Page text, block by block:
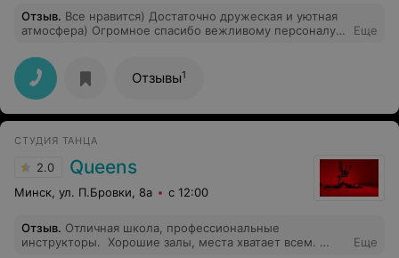
Отзыв. Все нравится) Достаточно дружеская и уютная
атмосфера) Огромное спасибо вежливому персоналу и
Еще
Отзывы1
СТУДИЯ ТАНЦА
2.0 Queens
Минск, ул. П.Бровки, 8а с 12:00
Отзыв. Отличная школа, профессиональные
инструкторы. Хорошие залы, места хватает всем.
Еще